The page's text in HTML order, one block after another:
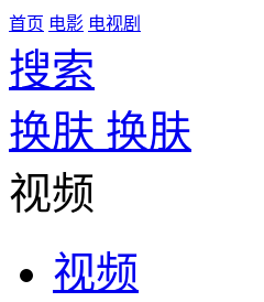
首页 电影 电视剧
搜索
换肤 换肤
视频
视频